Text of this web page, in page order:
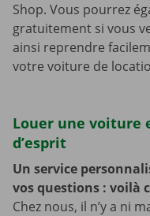
Shop. Vous pourrez
gratuitement si vous
ainsi reprendre
votre voiture de
Louer une
d’esprit
Un service
vos questions : voilà
Chez nous, il n’y a ni